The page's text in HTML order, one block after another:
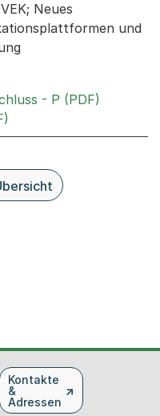
Neues
und
- P (PDF)
Kontakte
&
Adressen